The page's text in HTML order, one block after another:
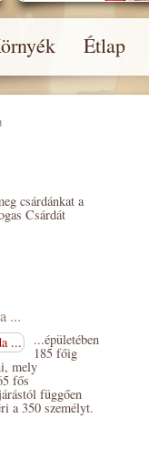
Étlap
csárdánkat a
Csárdát
...
...épületében
185 főig
mely
fős
függően
a 350 személyt.